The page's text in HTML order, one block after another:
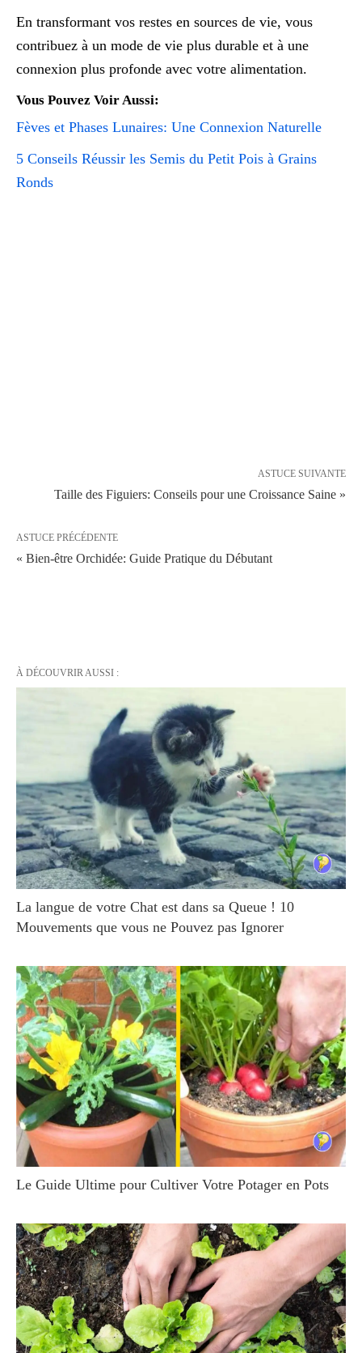
En transformant vos restes en sources de vie, vous
contribuez à un mode de vie plus durable et à une
connexion plus profonde avec votre alimentation.
Vous Pouvez Voir Aussi:
Fèves et Phases Lunaires: Une Connexion Naturelle
5 Conseils Réussir les Semis du Petit Pois à Grains
Ronds
ASTUCE SUIVANTE
Taille des Figuiers: Conseils pour une Croissance Saine »
ASTUCE PRÉCÉDENTE
« Bien-être Orchidée: Guide Pratique du Débutant
À DÉCOUVRIR AUSSI :
La langue de votre Chat est dans sa Queue ! 10
Mouvements que vous ne Pouvez pas Ignorer
Le Guide Ultime pour Cultiver Votre Potager en Pots